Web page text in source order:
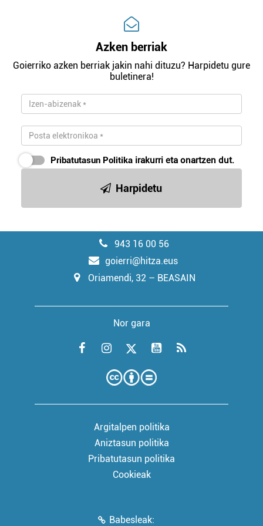
Azken berriak
Goierriko azken berriak jakin nahi dituzu? Harpidetu gure
buletinera!
Pribatutasun Politika irakurri eta onartzen dut.
Harpidetu
943 16 00 56
goierri@hitza.eus
Oriamendi, 32 – BEASAIN
Nor gara
Argitalpen politika
Aniztasun politika
Pribatutasun politika
Cookieak
Babesleak: